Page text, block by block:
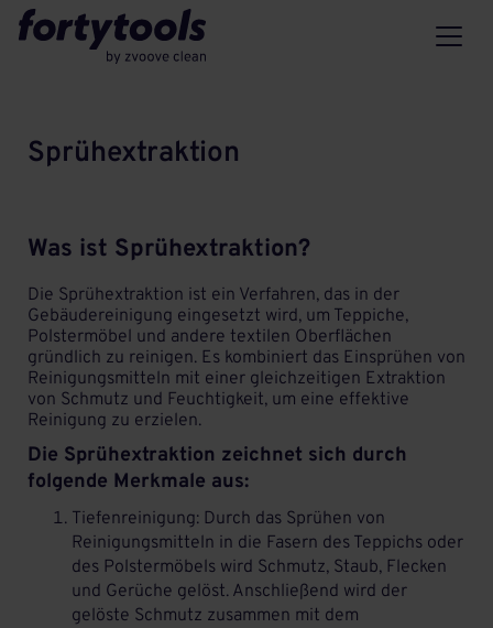
Sprühextraktion
Was ist Sprühextraktion?
Die Sprühextraktion ist ein Verfahren, das in der
Gebäudereinigung eingesetzt wird, um Teppiche,
Polstermöbel und andere textilen Oberflächen
gründlich zu reinigen. Es kombiniert das Einsprühen von
Reinigungsmitteln mit einer gleichzeitigen Extraktion
von Schmutz und Feuchtigkeit, um eine effektive
Reinigung zu erzielen.
Die Sprühextraktion zeichnet sich durch
folgende Merkmale aus:
Tiefenreinigung: Durch das Sprühen von
Reinigungsmitteln in die Fasern des Teppichs oder
des Polstermöbels wird Schmutz, Staub, Flecken
und Gerüche gelöst. Anschließend wird der
gelöste Schmutz zusammen mit dem